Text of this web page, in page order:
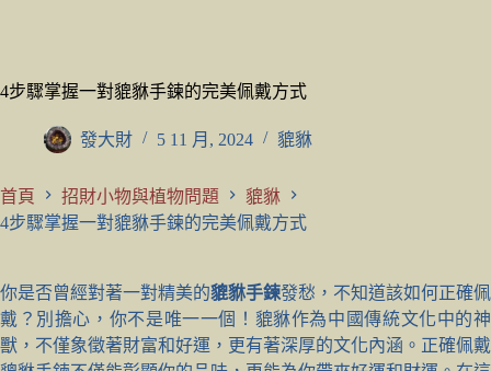
4步驟掌握一對貔貅手鍊的完美佩戴方式
發大財 5 11 月, 2024 貔貅
首頁 招財小物與植物問題
貔貅
4步驟掌握一對貔貅手鍊的完美佩戴方式
你是否曾經對著一對精美的貔貅手鍊發愁，不知道該如何正確佩
戴？別擔心，你不是唯一一個！貔貅作為中國傳統文化中的神
獸，不僅象徵著財富和好運，更有著深厚的文化內涵。正確佩戴